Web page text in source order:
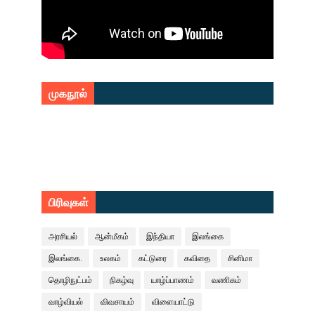
முகநூல்
பிரிவுகள்
அரசியல் ஆன்மீகம் இந்தியா இலங்கை
இலங்கை. உலகம் கட்டுரை கவிதை சினிமா
தொழிநுட்பம் நிகழ்வு யாழ்ப்பாணம் வணிகம்
வாழ்வியல் விவசாயம் விளையாட்டு